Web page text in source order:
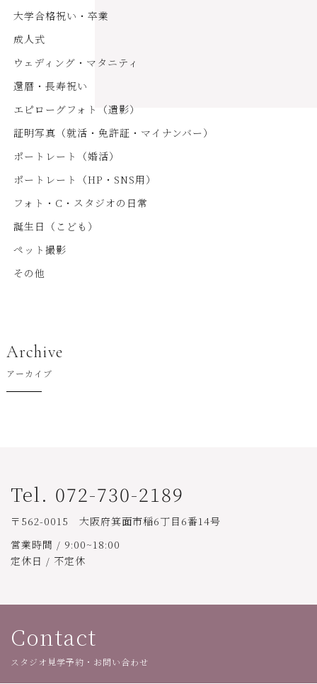
大学合格祝い・卒業
成人式
ウェディング・マタニティ
還暦・長寿祝い
エピローグフォト（遺影）
証明写真（就活・免許証・マイナンバー）
ポートレート（婚活）
ポートレート（HP・SNS用）
フォト・C・スタジオの日常
誕生日（こども）
ペット撮影
その他
Archive
アーカイブ
Tel. 072-730-2189
〒562-0015 大阪府箕面市稲6丁目6番14号
営業時間 / 9:00~18:00
定休日 / 不定休
Contact
スタジオ見学予約・お問い合わせ